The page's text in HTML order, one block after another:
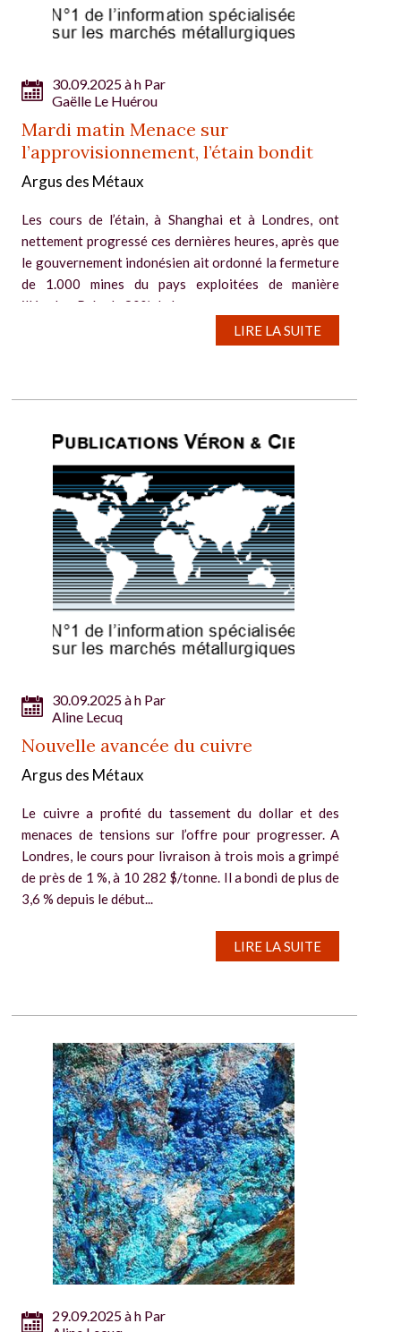
30.09.2025 à h Par
Gaëlle Le Huérou
Mardi matin Menace sur
l’approvisionnement, l’étain bondit
Argus des Métaux
Les cours de l’étain, à Shanghai et à Londres, ont
nettement progressé ces dernières heures, après que
le gouvernement indonésien ait ordonné la fermeture
de 1.000 mines du pays exploitées de manière
illégales. Près de 80% de la...
LIRE LA SUITE
30.09.2025 à h Par
Aline Lecuq
Nouvelle avancée du cuivre
Argus des Métaux
Le cuivre a profité du tassement du dollar et des
menaces de tensions sur l’offre pour progresser. A
Londres, le cours pour livraison à trois mois a grimpé
de près de 1 %, à 10 282 $/tonne. Il a bondi de plus de
3,6 % depuis le début...
LIRE LA SUITE
29.09.2025 à h Par